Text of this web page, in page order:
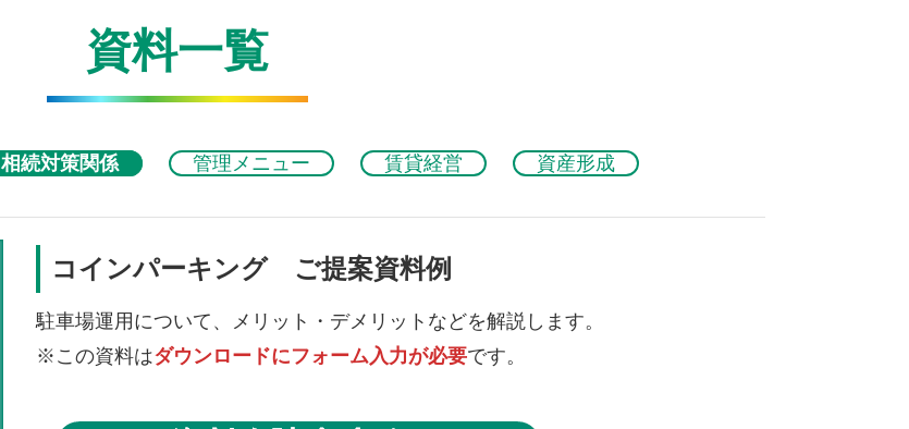
資料一覧
相続対策関係 管理メニュー 賃貸経営 資産形成
コインパーキング ご提案資料例
駐車場運用について、メリット・デメリットなどを解説します。
※この資料はダウンロードにフォーム入力が必要です。